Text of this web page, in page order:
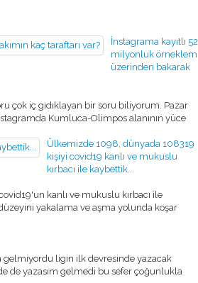
İnstagrama kayıtlı 52
milyonluk örneklem
üzerinden bakarak
çok iç gıdıklayan bir soru biliyorum. Pazar
Kumluca-Olimpos alanının yüce
Ülkemizde 1098, dünyada 108319
kişiyi covid19 kanlı ve mukuslu
kırbacı ile kaybettik...
kanlı ve mukuslu kırbacı ile
yakalama ve aşma yolunda koşar
gelmiyordu ligin ilk devresinde yazacak
de yazasım gelmedi bu sefer çoğunlukla